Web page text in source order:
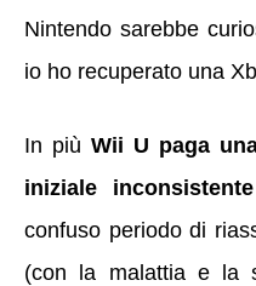
Nintendo sarebbe
io ho recuperato una
In più Wii U paga
iniziale inconsistente
confuso periodo di
(con la malattia e la